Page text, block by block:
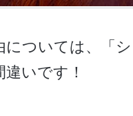
については、「
いです！